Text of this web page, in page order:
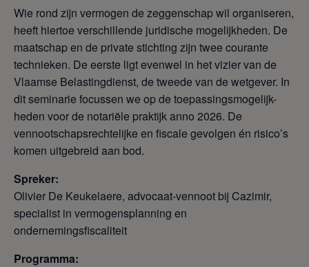
Wie rond zijn vermogen de zeggenschap wil organiseren,
heeft hiertoe verschillende juridische mogelijkheden. De
maatschap en de private stichting zijn twee courante
technieken. De eerste ligt evenwel in het vizier van de
Vlaamse Belastingdienst, de tweede van de wetgever. In
dit seminarie focussen we op de toepassingsmogelijk-
heden voor de notariële praktijk anno 2026. De
vennootschapsrechtelijke en fiscale gevolgen én risico’s
komen uitgebreid aan bod.
Spreker:
Olivier De Keukelaere, advocaat-vennoot bij Cazimir,
specialist in vermogensplanning en
ondernemingsfiscaliteit
Programma: